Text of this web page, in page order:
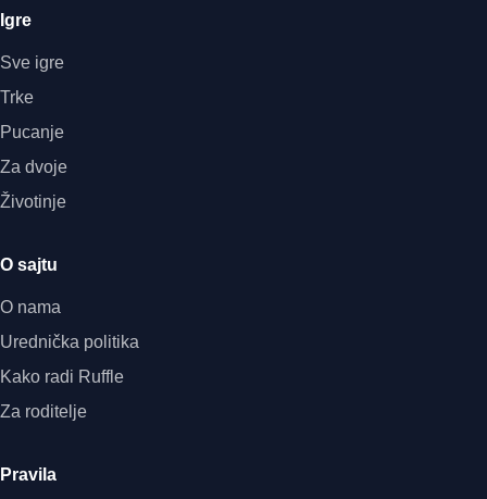
Igre
Sve igre
Trke
Pucanje
Za dvoje
Životinje
O sajtu
O nama
Urednička politika
Kako radi Ruffle
Za roditelje
Pravila